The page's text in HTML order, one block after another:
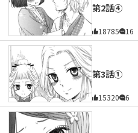
第2話④
18785 16
第3話①
15320 6